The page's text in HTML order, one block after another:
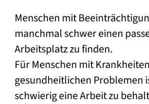
Menschen mit
manchmal schwer einen
Arbeitsplatz zu finden.
Für Menschen mit
gesundheitlichen Problemen
schwierig eine Arbeit zu